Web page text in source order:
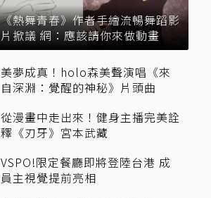
《熱舞青春》作者手繪流暢舞蹈影
片掀議 網：應該請你來做動畫
美夢成真！holo森美聲演唱《來
自深淵：覺醒的神秘》片頭曲
從漫畫中走出來！健身主播完美詮
釋《刃牙》宮本武藏
VSPO!限定餐廳即將登陸台港 成
員主視覺提前亮相